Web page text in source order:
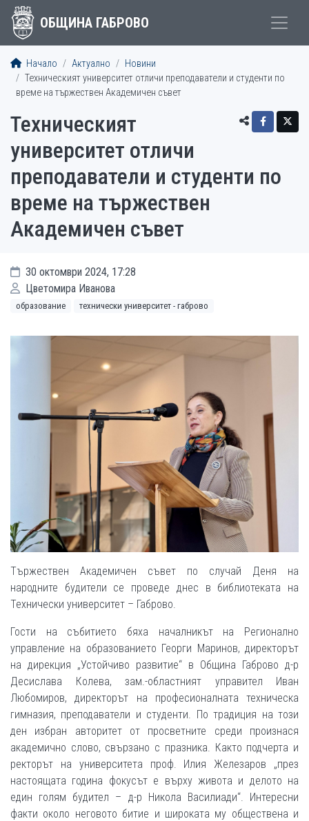
ОБЩИНА ГАБРОВО
Начало Актуално
Новини
Техническият университет отличи преподаватели и студенти по
време на тържествен Академичен съвет
Техническият
университет отличи
преподаватели и студенти по
време на тържествен
Академичен съвет
30 октомври 2024, 17:28
Цветомира Иванова
образование технически университет - габрово
Тържествен Академичен съвет по случай Деня на
народните будители се проведе днес в библиотеката на
Технически университет – Габрово.
Гости на събитието бяха началникът на Регионално
управление на образованието Георги Маринов, директорът
на дирекция „Устойчиво развитие“ в Община Габрово д-р
Десислава Колева, зам.-областният управител Иван
Любомиров, директорът на професионалната техническа
гимназия, преподаватели и студенти. По традиция на този
ден избран авторитет от просветните среди произнася
академично слово, свързано с празника. Както подчерта и
ректорът на университета проф. Илия Железаров „през
настоящата година фокусът е върху живота и делото на
един голям будител – д-р Никола Василиади“. Интересни
факти около неговото битие и широката му обществена и